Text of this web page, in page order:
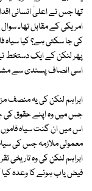
تھا جس نے اعلیٰ انسانی
امریکی کے مقابل تھا۔ سوال
کی جا سکتی ہے؟ کیا
پھر لنکن کے ایک دستخط نے
اسی انصاف پسندی سے
ابراہم لنکن کی یہ منصف
جس میں وہ اپنے حقوق کی
اس میں ان گنت سیاہ
معمولی ملازمہ جس کی
ابراہم لنکن کی وہ تاریخی
فیض یاب ہونے کا وعدہ کیا